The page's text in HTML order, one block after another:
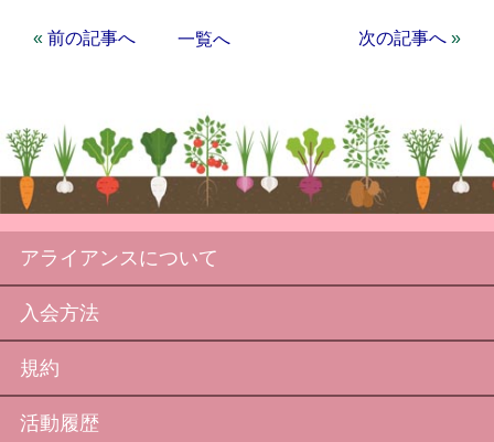
«前の記事へ 一覧へ 次の記事へ»
アライアンスについて
入会方法
規約
活動履歴